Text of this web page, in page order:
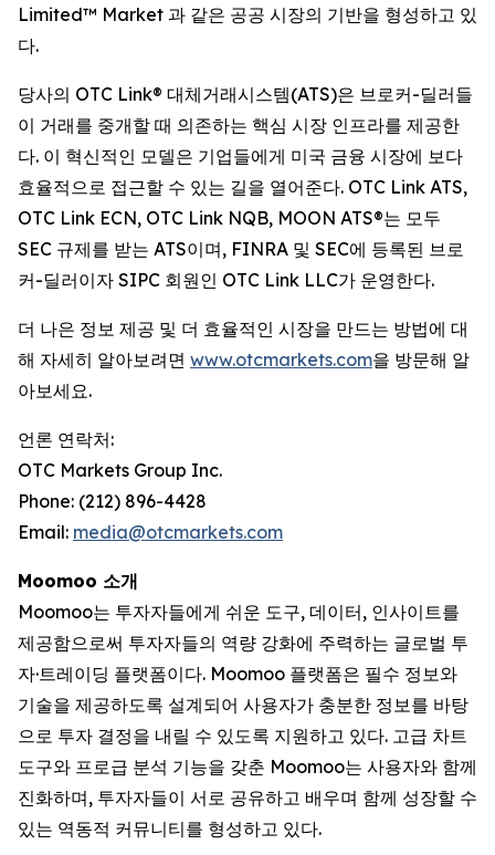
Limited™ Market 과 같은 공공 시장의 기반을 형성하고 있
다.
당사의 OTC Link® 대체거래시스템(ATS)은 브로커-딜러들
이 거래를 중개할 때 의존하는 핵심 시장 인프라를 제공한
다. 이 혁신적인 모델은 기업들에게 미국 금융 시장에 보다
효율적으로 접근할 수 있는 길을 열어준다. OTC Link ATS,
OTC Link ECN, OTC Link NQB, MOON ATS®는 모두
SEC 규제를 받는 ATS이며, FINRA 및 SEC에 등록된 브로
커-딜러이자 SIPC 회원인 OTC Link LLC가 운영한다.
더 나은 정보 제공 및 더 효율적인 시장을 만드는 방법에 대
해 자세히 알아보려면 www.otcmarkets.com을 방문해 알
아보세요.
언론 연락처:
OTC Markets Group Inc.
Phone: (212) 896-4428
Email: media@otcmarkets.com
Moomoo 소개
Moomoo는 투자자들에게 쉬운 도구, 데이터, 인사이트를
제공함으로써 투자자들의 역량 강화에 주력하는 글로벌 투
자·트레이딩 플랫폼이다. Moomoo 플랫폼은 필수 정보와
기술을 제공하도록 설계되어 사용자가 충분한 정보를 바탕
으로 투자 결정을 내릴 수 있도록 지원하고 있다. 고급 차트
도구와 프로급 분석 기능을 갖춘 Moomoo는 사용자와 함께
진화하며, 투자자들이 서로 공유하고 배우며 함께 성장할 수
있는 역동적 커뮤니티를 형성하고 있다.